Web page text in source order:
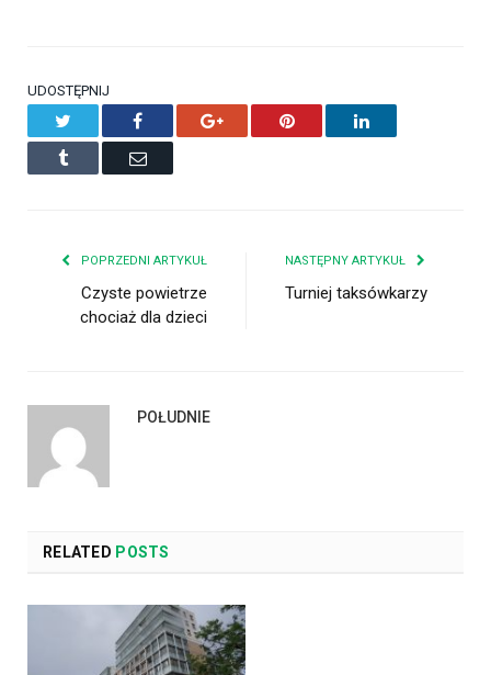
UDOSTĘPNIJ
Facebook Google+ Pinterest LinkedIn
Tumblr Email
POPRZEDNI ARTYKUŁ
Czyste powietrze
chociaż dla dzieci
NASTĘPNY ARTYKUŁ
Turniej taksówkarzy
POŁUDNIE
RELATED POSTS